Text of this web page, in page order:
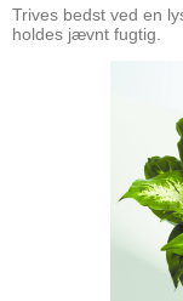
Trives bedst ved en
holdes jævnt fugtig.